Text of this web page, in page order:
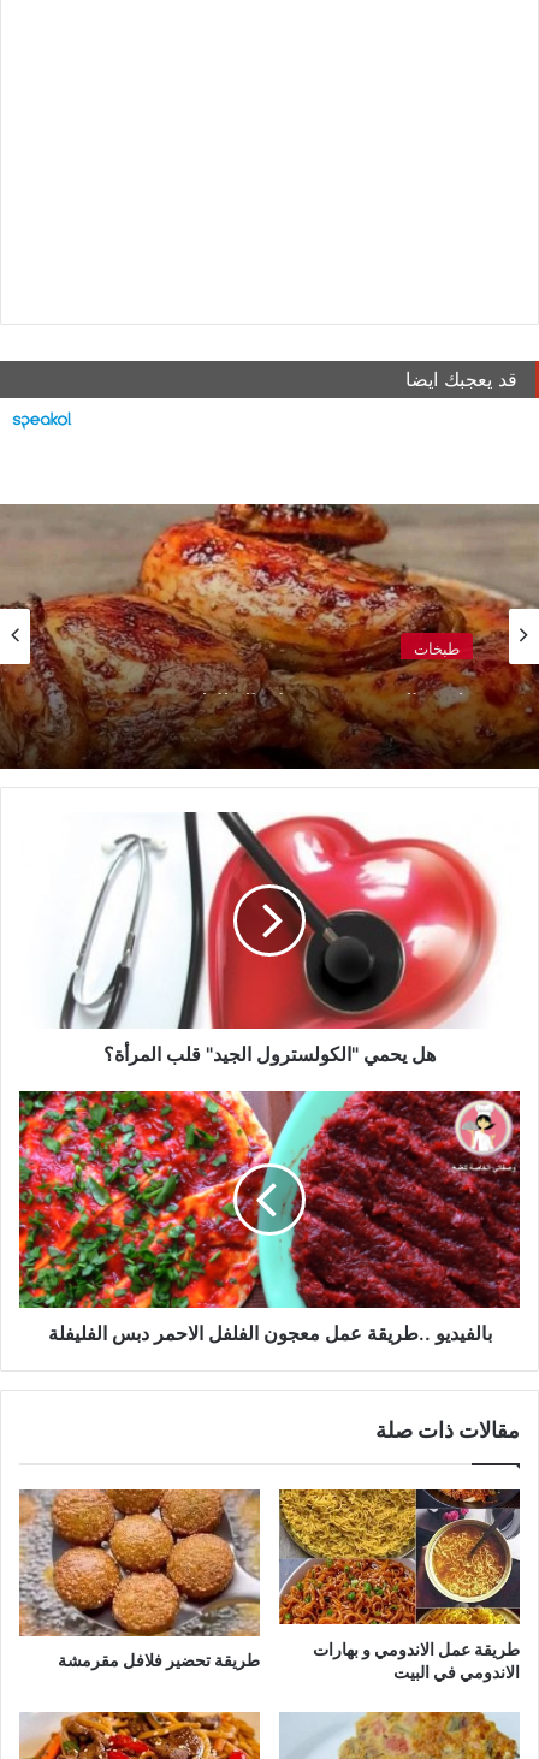
قد يعجبك ايضا
طبخات
طريقة التحضير صنية دجاج بالبطاطس
"الكولسترول
الجيد"
المرأة؟
هل يحمي "الكولسترول الجيد" قلب المرأة؟
بالفيديو
..طريقة
عمل
معجون
الفلفل
الاحمر
دبس
الفليفلة
بالفيديو ..طريقة عمل معجون الفلفل الاحمر دبس الفليفلة
مقالات ذات صلة
طريقة عمل الاندومي و بهارات
الاندومي في البيت
طريقة تحضير فلافل مقرمشة